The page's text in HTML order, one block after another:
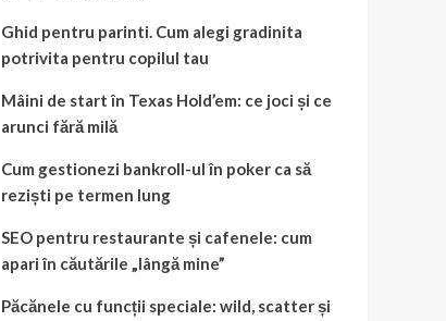
Ghid pentru parinti. Cum alegi gradinita
potrivita pentru copilul tau
Mâini de start în Texas Hold’em: ce joci și ce
arunci fără milă
Cum gestionezi bankroll-ul în poker ca să
reziști pe termen lung
SEO pentru restaurante și cafenele: cum
apari în căutările „lângă mine”
Păcănele cu funcții speciale: wild, scatter și